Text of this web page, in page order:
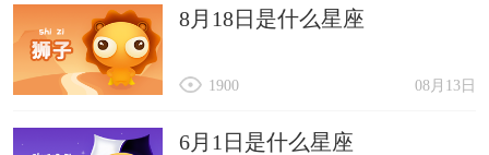
8月18日是什么星座
08月13日
1900
6月1日是什么星座